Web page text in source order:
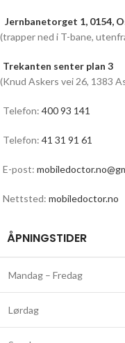
Jernbanetorget 1, 0154,
(trapper ned i T-bane,
Trekanten senter plan 3
(Knud Askers vei 26, 1383
Telefon: 400 93 141
Telefon: 41 31 91 61
E-post:
Nettsted: mobiledoctor.no
ÅPNINGSTIDER
Mandag – Fredag
Lørdag